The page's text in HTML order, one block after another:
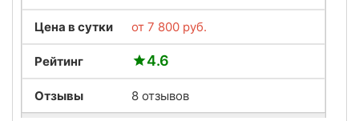
Цена в сутки от7 800 руб.
Рейтинг 4.6
Отзывы 8 отзывов